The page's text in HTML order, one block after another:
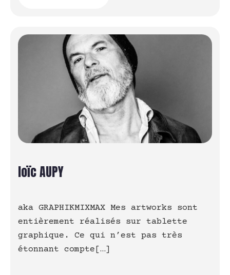
loïc AUPY
aka GRAPHIKMIXMAX Mes artworks sont
entièrement réalisés sur tablette
graphique. Ce qui n’est pas très
étonnant compte[…]